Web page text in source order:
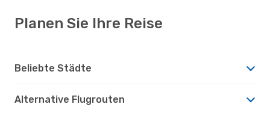
Planen Sie Ihre Reise
Beliebte Städte
Alternative Flugrouten